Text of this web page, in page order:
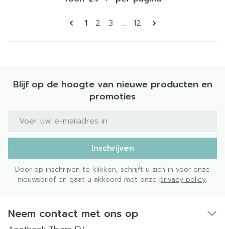
Pagina's
U lees momenteel pagina
1 Pagina
2 Pagina
3 ... Pagina
12
Blijf op de hoogte van nieuwe producten en
promoties
E-mail adres
Inschrijven
Door op inschrijven te klikken, schrijft u zich in voor onze
nieuwsbrief en gaat u akkoord met onze privacy policy.
Neem contact met ons op